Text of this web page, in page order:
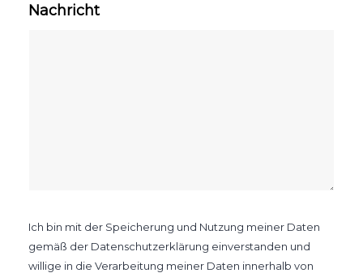
Nachricht
Ich bin mit der Speicherung und Nutzung meiner Daten
gemäß der Datenschutzerklärung einverstanden und
willige in die Verarbeitung meiner Daten innerhalb von